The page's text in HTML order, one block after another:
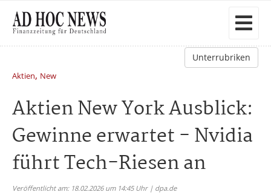
Unterrubriken
Aktien, New
Aktien New York Ausblick:
Gewinne erwartet - Nvidia
führt Tech-Riesen an
Veröffentlicht am: 18.02.2026 um 14:45 Uhr | dpa.de